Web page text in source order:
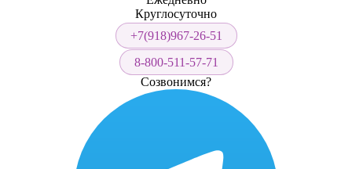
Круглосуточно
+7(918)967-26-51
8-800-511-57-71
Созвонимся?